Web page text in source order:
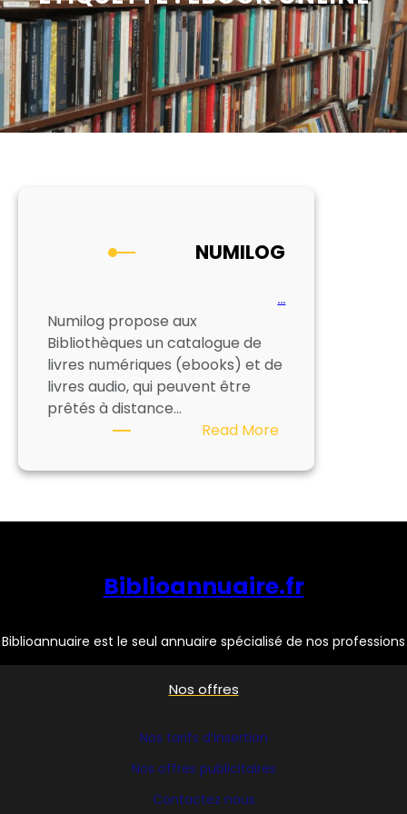
NUMILOG
…
Numilog propose aux
Bibliothèques un catalogue de
livres numériques (ebooks) et de
livres audio, qui peuvent être
prêtés à distance…
Read More:
Biblioannuaire.fr
Biblioannuaire est le seul annuaire spécialisé de nos professions
Nos offres
Nos tarifs d’insertion
Nos offres publicitaires
Contactez nous